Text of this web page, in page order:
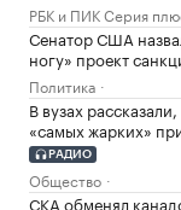
РБК и ПИК Серия
Сенатор США
ногу» проект
Политика
В вузах
«самых жарких»
РАДИО
Общество
СКА обменял